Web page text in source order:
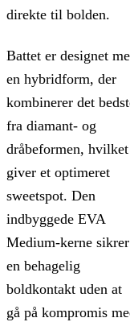
direkte til bolden.
Battet er designet
en hybridform, der
kombinerer det
fra diamant- og
dråbeformen, hvilket
giver et optimeret
sweetspot. Den
indbyggede EVA
Medium-kerne sikrer
en behagelig
boldkontakt uden at
gå på kompromis